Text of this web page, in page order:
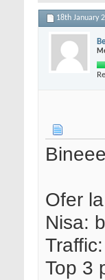
18th January
Ofer
Nisa:
Top 3